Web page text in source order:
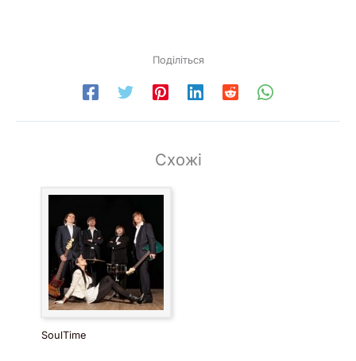
Поділіться
Схожі
SoulTime